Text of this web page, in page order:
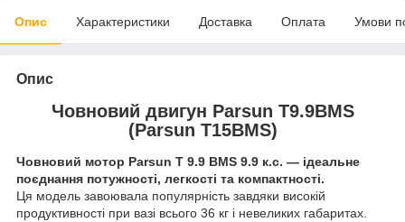
Опис Характеристики Доставка Оплата Умови
Опис
Човновий двигун Parsun T9.9BMS
(Parsun T15BMS)
Човновий мотор Parsun T 9.9 BMS 9.9 к.с. — ідеальне
поєднання потужності, легкості та компактності.
Ця модель завоювала популярність завдяки високій
продуктивності при вазі всього 36 кг і невеликих габаритах.